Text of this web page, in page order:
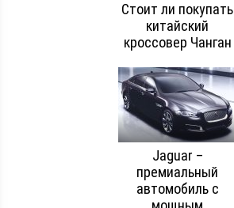
Стоит ли покупать
китайский
кроссовер Чанган
Jaguar –
премиальный
автомобиль с